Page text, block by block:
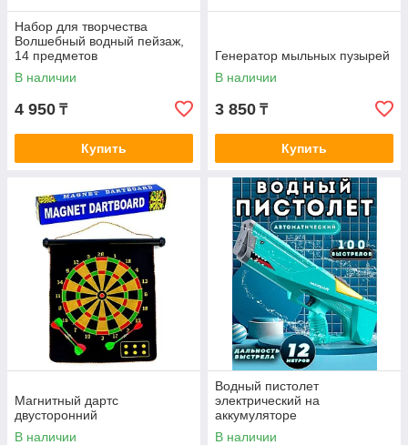
Набор для творчества
Волшебный водный пейзаж,
14 предметов
В наличии
4 950 ₸
Купить
Генератор мыльных пузырей
В наличии
3 850 ₸
Купить
Магнитный дартс
двусторонний
В наличии
Водный пистолет
электрический на
аккумуляторе
В наличии